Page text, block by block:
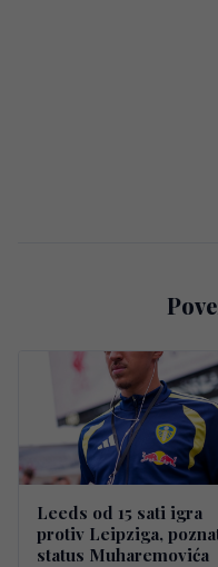
Leeds od 15 sati igra
protiv Leipziga,
status Muharemovića